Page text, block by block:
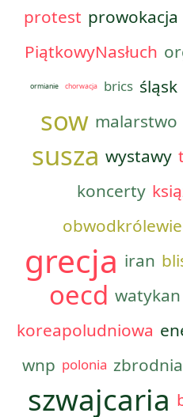
protest prowokacja
PiątkowyNasłuch
ormianie chorwacja brics śląsk
sow malarstwo
susza wystawy
koncerty
grecja iran
oecd watykan
koreapoludniowa
wnp polonia zbrodnia
szwajcaria